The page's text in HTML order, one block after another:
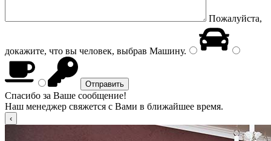
Пожалуйста,
докажите, что вы человек, выбрав Машину.
Спасибо за Ваше сообщение!
Наш менеджер свяжется с Вами в ближайшее время.